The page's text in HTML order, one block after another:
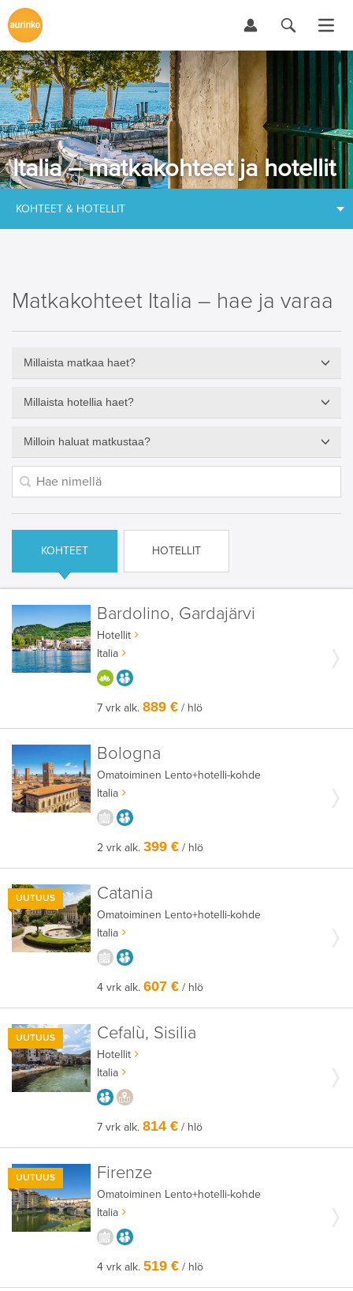
Italia – matkakohteet ja hotellit
KOHTEET & HOTELLIT
Matkakohteet Italia – hae ja varaa
Millaista matkaa haet?
Millaista hotellia haet?
Milloin haluat matkustaa?
KOHTEET HOTELLIT
Bardolino, Gardajärvi
Hotellit
Italia
HYVÄÄN OLOON
7 vrk alk.889 € / hlö
Bologna
Omatoiminen Lento+hotelli-kohde
Italia
KAUPUNGISTA KOKEMUKSIA
2 vrk alk.399 € / hlö
UUTUUS Catania
Omatoiminen Lento+hotelli-kohde
Italia
KAUPUNGISTA KOKEMUKSIA
4 vrk alk.607 € / hlö
UUTUUS Cefalù, Sisilia
Hotellit
Italia
AIKUISEEN MAKUUN
7 vrk alk.814 € / hlö
UUTUUS Firenze
Omatoiminen Lento+hotelli-kohde
Italia
KAUPUNGISTA KOKEMUKSIA
4 vrk alk.519 € / hlö